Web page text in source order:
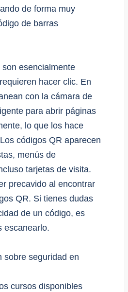
de forma muy
de barras
esencialmente
hacer clic. En
con la cámara de
para abrir páginas
lo que los hace
códigos QR aparecen
menús de
tarjetas de visita.
precavido al encontrar
QR. Si tienes dudas
de un código, es
escanearlo.
sobre seguridad en
cursos disponibles